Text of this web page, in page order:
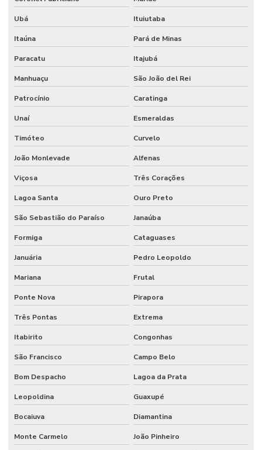
Ubá Ituiutaba
Itaúna Pará de Minas
Paracatu Itajubá
Manhuaçu São João del Rei
Patrocínio Caratinga
Unaí Esmeraldas
Timóteo Curvelo
João Monlevade Alfenas
Viçosa Três Corações
Lagoa Santa Ouro Preto
São Sebastião do Paraíso Janaúba
Formiga Cataguases
Januária Pedro Leopoldo
Mariana Frutal
Ponte Nova Pirapora
Três Pontas Extrema
Itabirito Congonhas
São Francisco Campo Belo
Bom Despacho Lagoa da Prata
Leopoldina Guaxupé
Bocaiuva Diamantina
Monte Carmelo João Pinheiro